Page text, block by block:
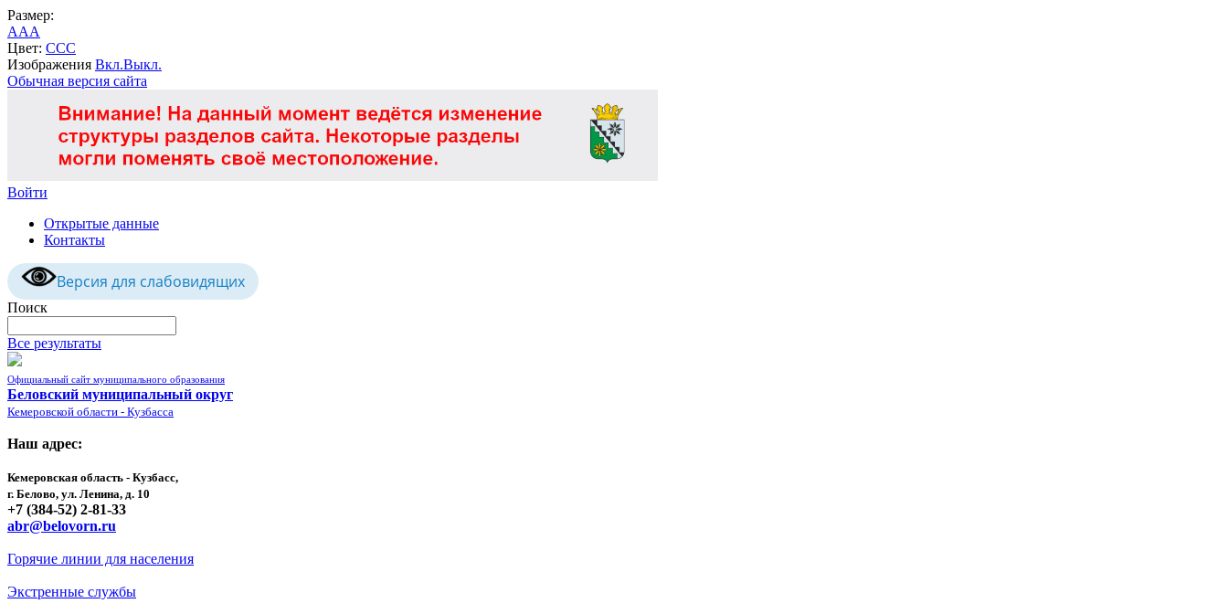
Размер:
AAA
Цвет: CCC
Изображения Вкл.Выкл.
Обычная версия сайта
Войти
Открытые данные
Контакты
Версия для слабовидящих
Поиск
Все результаты
Официальный сайт муниципального образования
Беловский муниципальный округ
Кемеровской области - Кузбасса
Наш адрес:
Кемеровская область - Кузбасс,
г. Белово, ул. Ленина, д. 10
+7 (384-52) 2-81-33
abr@belovorn.ru
Горячие линии для населения
Экстренные службы